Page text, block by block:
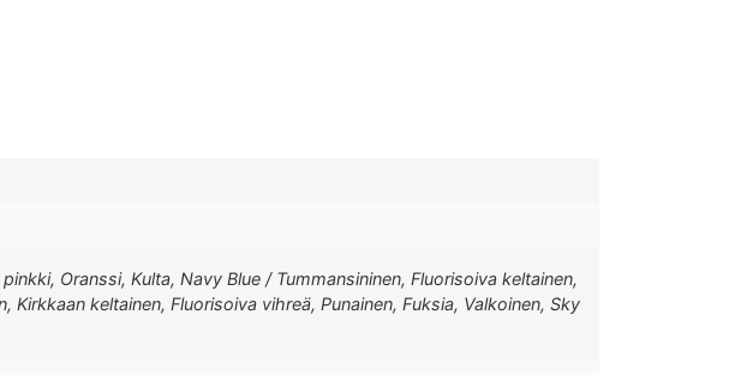
Oranssi, Kulta, Navy Blue / Tummansininen, Fluorisoiva keltainen,
keltainen, Fluorisoiva vihreä, Punainen, Fuksia, Valkoinen, Sky